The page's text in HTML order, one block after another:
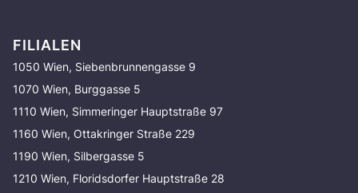
FILIALEN
1050 Wien, Siebenbrunnengasse 9
1070 Wien, Burggasse 5
1110 Wien, Simmeringer Hauptstraße 97
1160 Wien, Ottakringer Straße 229
1190 Wien, Silbergasse 5
1210 Wien, Floridsdorfer Hauptstraße 28